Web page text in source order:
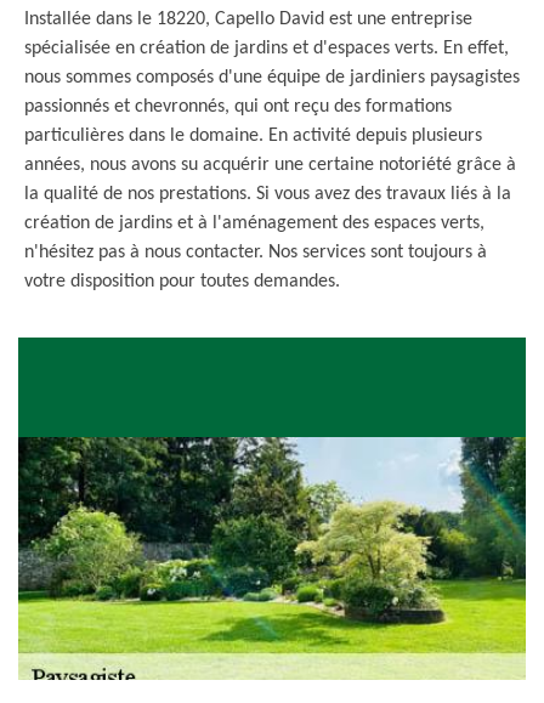
Installée dans le 18220, Capello David est une entreprise
spécialisée en création de jardins et d'espaces verts. En effet,
nous sommes composés d'une équipe de jardiniers paysagistes
passionnés et chevronnés, qui ont reçu des formations
particulières dans le domaine. En activité depuis plusieurs
années, nous avons su acquérir une certaine notoriété grâce à
la qualité de nos prestations. Si vous avez des travaux liés à la
création de jardins et à l'aménagement des espaces verts,
n'hésitez pas à nous contacter. Nos services sont toujours à
votre disposition pour toutes demandes.